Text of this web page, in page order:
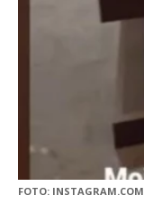
FOTO: INSTAGRAM.COM